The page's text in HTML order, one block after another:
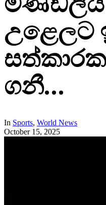
උළෙලට
ගනී…
In Sports, World News
October 15, 2025